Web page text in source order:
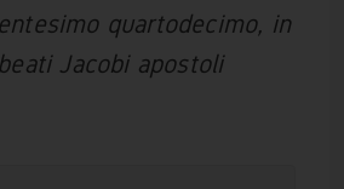
quartodecimo, in
Jacobi apostoli